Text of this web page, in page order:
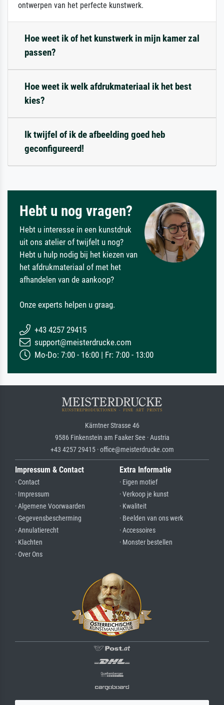
ontwerpen van het perfecte kunstwerk.
Hoe weet ik of het kunstwerk in mijn kamer zal
passen?
Hoe weet ik welk afdrukmateriaal ik het best
kies?
Ik twijfel of ik de afbeelding goed heb
geconfigureerd!
Hebt u nog vragen?
Hebt u interesse in een kunstdruk
uit ons atelier of twijfelt u nog?
Hebt u hulp nodig bij het kiezen van
het afdrukmateriaal of met het
afhandelen van de aankoop?
Onze experts helpen u graag.
+43 4257 29415
support@meisterdrucke.com
Mo-Do: 7:00 - 16:00 | Fr: 7:00 - 13:00
Kärntner Strasse 46
9586 Finkenstein am Faaker See · Austria
+43 4257 29415 · office@meisterdrucke.com
Impressum & Contact
· Contact
· Impressum
· Algemene Voorwaarden
· Gegevensbescherming
· Annulatierecht
· Klachten
· Over Ons
Extra Informatie
· Eigen motief
· Verkoop je kunst
· Kwaliteit
· Beelden van ons werk
· Accessoires
· Monster bestellen